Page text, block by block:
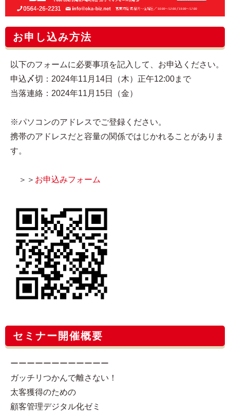
お申し込み方法
以下のフォームに必要事項を記入して、お申込ください。
申込〆切：2024年11月14日（木）正午12:00まで
当落連絡：2024年11月15日（金）
※パソコンのアドレスでご登録ください。
携帯のアドレスだと容量の関係ではじかれることがありま
す。
＞＞ お申込みフォーム
セミナー開催概要
ーーーーーーーーーーーー
ガッチリつかんで離さない！
太客獲得のための
顧客管理デジタル化ゼミ